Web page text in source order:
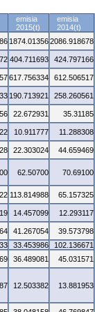
emisia
2015(t)
emisia
2014(t)
1874.013562086.918678
404.711693 424.797166
617.756334 612.506517
190.713921 258.260561
22.672931 35.31185
10.911777 11.288308
22.303024 44.659469
62.50700 70.69100
113.814988 65.157325
14.457099 12.293117
41.267054 39.573798
33.453986 102.136671
36.489081 45.031571
12.503382 13.881953